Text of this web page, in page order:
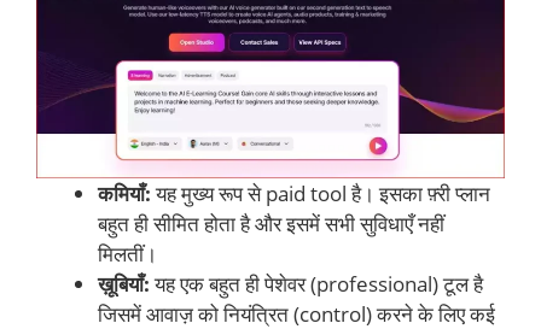
कमियाँ:यह मुख्य रूप से paid tool है। इसका फ़्री प्लान
बहुत ही सीमित होता है और इसमें सभी सुविधाएँ नहीं
मिलतीं।
ख़ूबियाँ:यह एक बहुत ही पेशेवर (professional) टूल है
जिसमें आवाज़ को नियंत्रित (control) करने के लिए कई